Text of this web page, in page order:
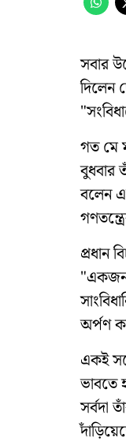
সবার
দিলেন
গত মে
বুধবার
বলেন
প্রধান
"একজন
অর্পণ
একই
ভাবতে
সর্বদা